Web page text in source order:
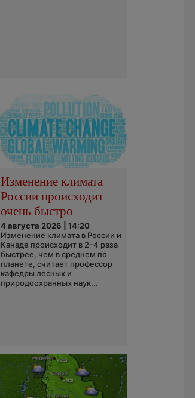
Изменение климата
России происходит
очень быстро
4 августа 2026 | 14:20
Изменение климата в России и
Канаде происходит в 2–4 раза
быстрее, чем в среднем по
планете, считает профессор
кафедры лесных и
природоохранных наук...